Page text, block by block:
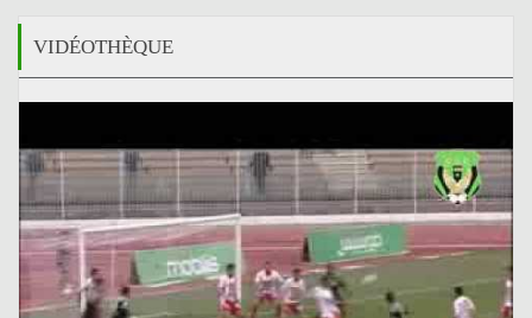
VIDÉOTHÈQUE